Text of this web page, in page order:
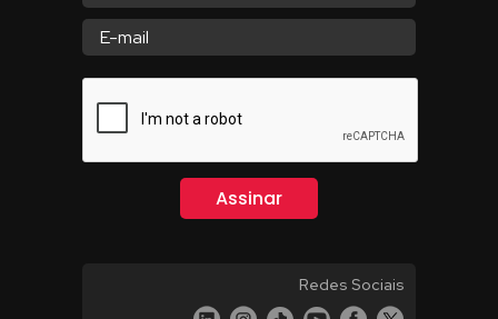
Redes Sociais